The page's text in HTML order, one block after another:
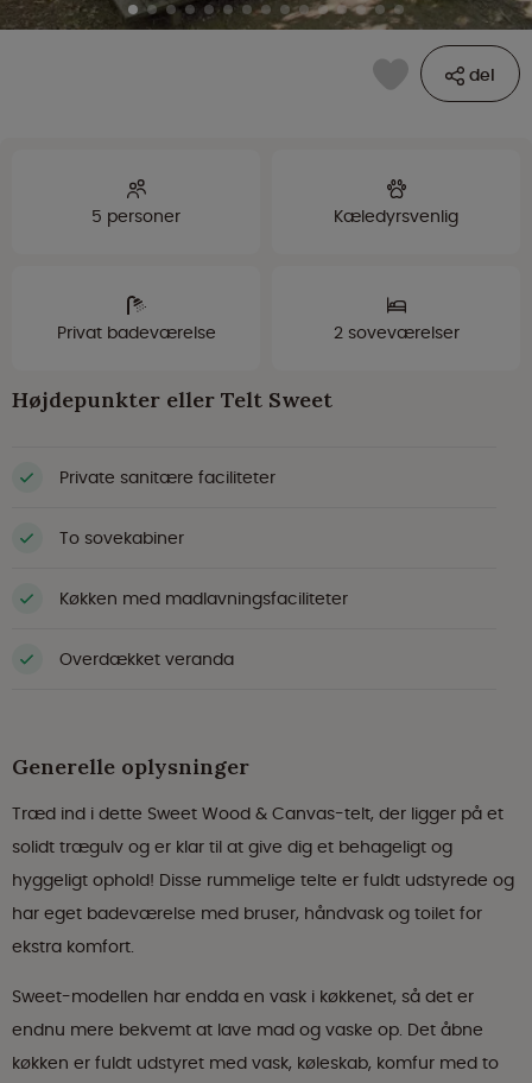
del
5 personer Kæledyrsvenlig
Privat badeværelse 2 soveværelser
Højdepunkter eller Telt Sweet
Private sanitære faciliteter
To sovekabiner
Køkken med madlavningsfaciliteter
Overdækket veranda
Generelle oplysninger
Træd ind i dette Sweet Wood & Canvas-telt, der ligger på et
solidt trægulv og er klar til at give dig et behageligt og
hyggeligt ophold! Disse rummelige telte er fuldt udstyrede og
har eget badeværelse med bruser, håndvask og toilet for
ekstra komfort.
Sweet-modellen har endda en vask i køkkenet, så det er
endnu mere bekvemt at lave mad og vaske op. Det åbne
køkken er fuldt udstyret med vask, køleskab, komfur med to